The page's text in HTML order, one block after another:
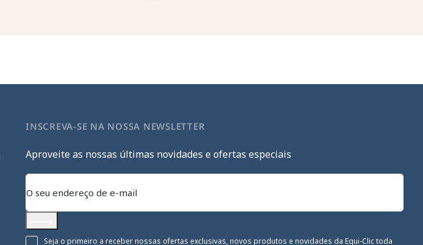
INSCREVA-SE NA NOSSA NEWSLETTER
Aproveite as nossas últimas novidades e ofertas especiais
Subscrever
Seja o primeiro a receber nossas ofertas exclusivas, novos produtos e novidades da Equi-Clic toda